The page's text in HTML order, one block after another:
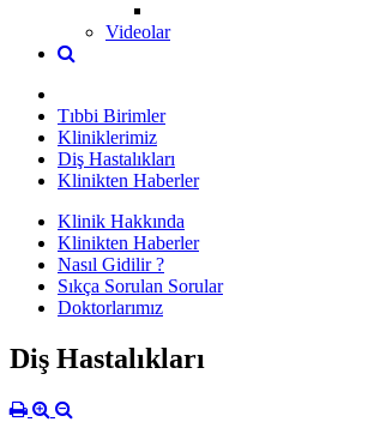
Videolar
Tıbbi Birimler
Kliniklerimiz
Diş Hastalıkları
Klinikten Haberler
Klinik Hakkında
Klinikten Haberler
Nasıl Gidilir ?
Sıkça Sorulan Sorular
Doktorlarımız
Diş Hastalıkları